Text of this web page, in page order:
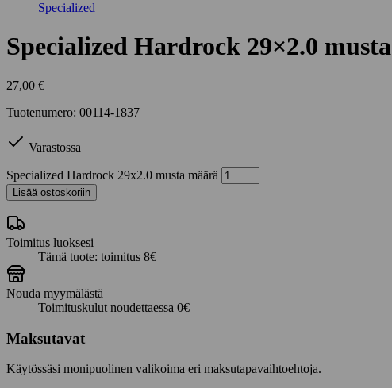
Specialized
Specialized Hardrock 29×2.0 musta
27,00 €
Tuotenumero: 00114-1837
Varastossa
Specialized Hardrock 29x2.0 musta määrä
Lisää ostoskoriin
Toimitus luoksesi
Tämä tuote: toimitus 8€
Nouda myymälästä
Toimituskulut noudettaessa 0€
Maksutavat
Käytössäsi monipuolinen valikoima eri maksutapavaihtoehtoja.